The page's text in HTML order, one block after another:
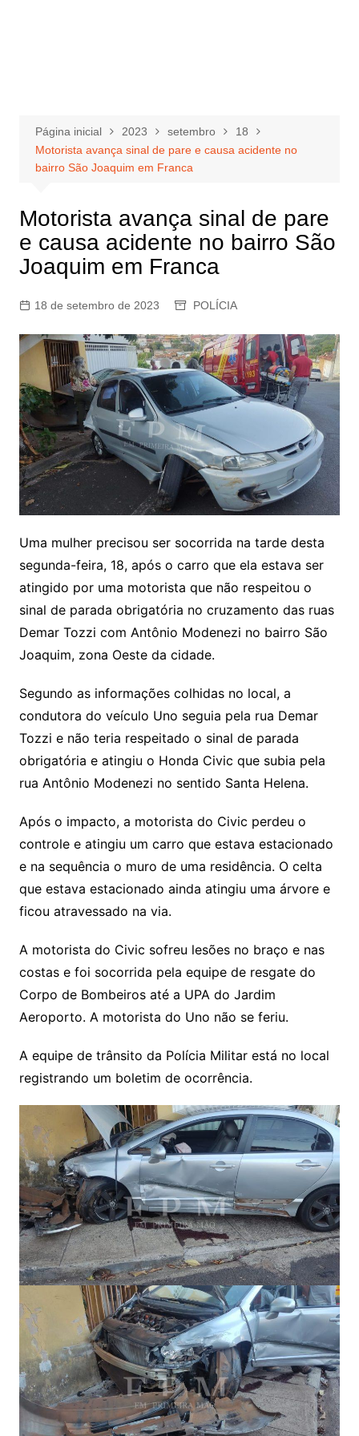
Página inicial 2023 setembro
18
Motorista avança sinal de pare e causa acidente no
bairro São Joaquim em Franca
Motorista avança sinal de pare
e causa acidente no bairro São
Joaquim em Franca
18 de setembro de 2023 POLÍCIA
Uma mulher precisou ser socorrida na tarde desta
segunda-feira, 18, após o carro que ela estava ser
atingido por uma motorista que não respeitou o
sinal de parada obrigatória no cruzamento das ruas
Demar Tozzi com Antônio Modenezi no bairro São
Joaquim, zona Oeste da cidade.
Segundo as informações colhidas no local, a
condutora do veículo Uno seguia pela rua Demar
Tozzi e não teria respeitado o sinal de parada
obrigatória e atingiu o Honda Civic que subia pela
rua Antônio Modenezi no sentido Santa Helena.
Após o impacto, a motorista do Civic perdeu o
controle e atingiu um carro que estava estacionado
e na sequência o muro de uma residência. O celta
que estava estacionado ainda atingiu uma árvore e
ficou atravessado na via.
A motorista do Civic sofreu lesões no braço e nas
costas e foi socorrida pela equipe de resgate do
Corpo de Bombeiros até a UPA do Jardim
Aeroporto. A motorista do Uno não se feriu.
A equipe de trânsito da Polícia Militar está no local
registrando um boletim de ocorrência.